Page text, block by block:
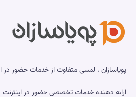
تمدید
گواهی
رخ
پویاسازان ، لمسی متفاوت از خدمات حضور در
ارائه دهنده خدمات تخصصی حضور در اینترنت